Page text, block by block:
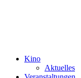
Kino
Aktuelles